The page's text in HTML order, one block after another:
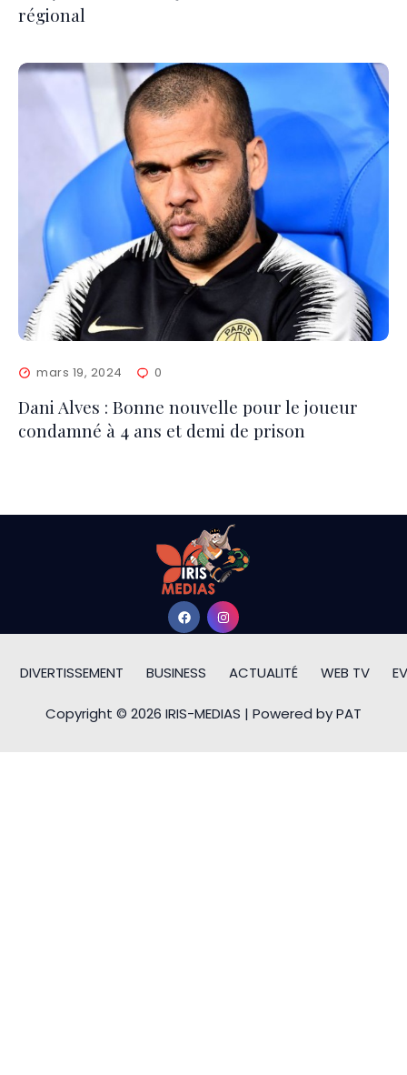
régional
mars 19, 2024 0
Dani Alves : Bonne nouvelle pour le joueur
condamné à 4 ans et demi de prison
DIVERTISSEMENT BUSINESS ACTUALITÉ WEB TV
Copyright © 2026 IRIS-MEDIAS | Powered by PAT